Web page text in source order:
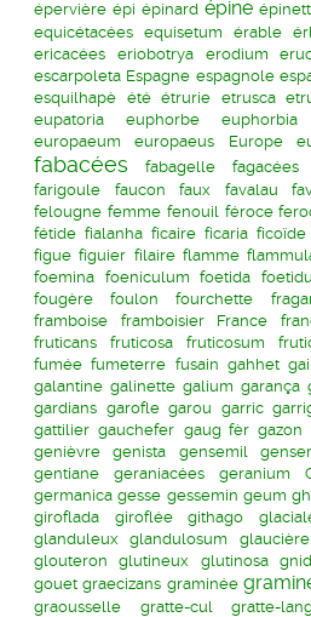
épervière épi épinard épine
equicétacées equisetum érable
ericacées
eriobotrya erodium
escarpoleta Espagne espagnole
esquilhapè été étrurie etrusca
eupatoria
euphorbe euphorbia
europaeum
europaeus Europe
fabacées fabagelle fagacées
farigoule
faucon faux favalau
felougne femme fenouil féroce
fétide fialanha ficaire ficaria ficoïde
figue figuier filaire flamme
foemina foeniculum foetida
fougère
foulon fourchette
framboise
framboisier France
fruticans
fruticosa fruticosum
fumée fumeterre fusain gahhet
galantine galinette galium garança
gardians garofle garou garric
gattilier gauchefer gaug fèr gazon
genièvre
genista gensemil
gentiane
geraniacées geranium
germanica gesse gessemin geum
giroflada
giroflée githago
glanduleux
glandulosum glaucière
glouteron
glutineux glutinosa
gouet graecizans graminée
graousselle
gratte-cul gratte-